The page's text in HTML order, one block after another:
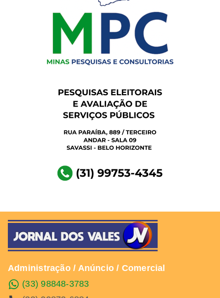
Administração / Anúncio / Comercial
(33) 98848-3783